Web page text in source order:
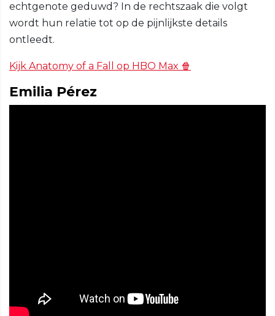
echtgenote geduwd? In de rechtszaak die volgt
wordt hun relatie tot op de pijnlijkste details
ontleedt.
Kijk Anatomy of a Fall op HBO Max 🍿
Emilia Pérez